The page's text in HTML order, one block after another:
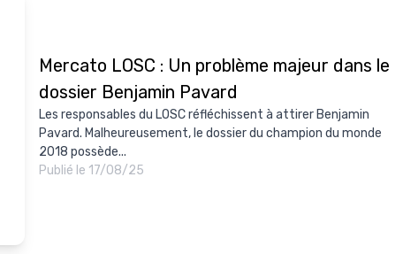
Mercato LOSC : Un problème majeur dans le
dossier Benjamin Pavard
Les responsables du LOSC réfléchissent à attirer Benjamin
Pavard. Malheureusement, le dossier du champion du monde
2018 possède...
Publié le 17/08/25